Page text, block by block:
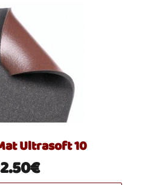
Ultrasoft 10